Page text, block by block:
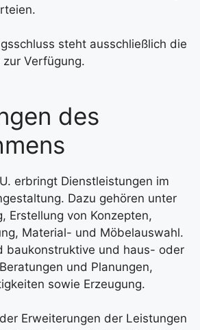
steht ausschließlich die
Verfügung.
des
erbringt Dienstleistungen im
Dazu gehören unter
Erstellung von Konzepten,
Material- und Möbelauswahl.
baukonstruktive und haus- oder
und Planungen,
sowie Erzeugung.
Erweiterungen der Leistungen